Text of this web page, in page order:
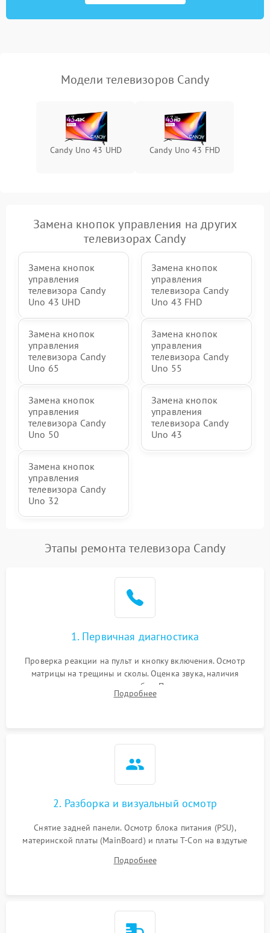
Модели телевизоров Candy
Candy Uno 43 UHD Candy Uno 43 FHD
Замена кнопок управления на других
телевизорах Candy
Замена кнопок
управления
телевизора Candy
Uno 43 UHD
Замена кнопок
управления
телевизора Candy
Uno 43 FHD
Замена кнопок
управления
телевизора Candy
Uno 65
Замена кнопок
управления
телевизора Candy
Uno 55
Замена кнопок
управления
телевизора Candy
Uno 50
Замена кнопок
управления
телевизора Candy
Uno 43
Замена кнопок
управления
телевизора Candy
Uno 32
Этапы ремонта телевизора Candy
1. Первичная диагностика
Проверка реакции на пульт и кнопку включения. Осмотр
матрицы на трещины и сколы. Оценка звука, наличия
подсветки и индикаторов ошибок. Подключение тестовых
источников сигнала для выявления симптомов поломки.
Подробнее
2. Разборка и визуальный осмотр
Снятие задней панели. Осмотр блока питания (PSU),
материнской платы (MainBoard) и платы T-Con на вздутые
Проверка надежности фиксации и целостности шлейфов.
Подробнее